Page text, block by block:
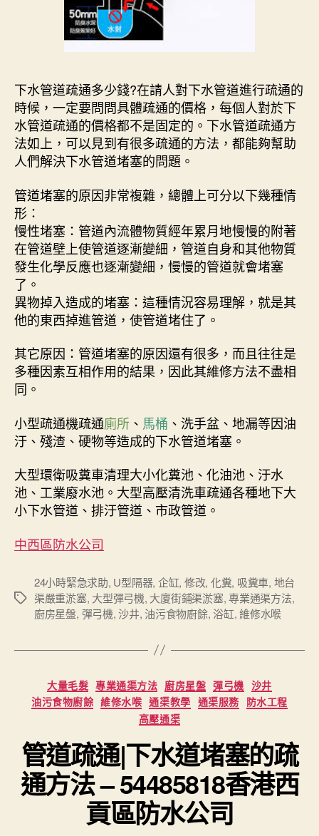
下水管道疏通多少錢?在請人對下水管道進行疏通的
時候，一定要問問具體疏通的價格，每個人對於下
水管道疏通的價格都不是固定的。下水管道疏通方
法如上，可以見到有很多疏通的方法，都能夠幫助
人們解決下水管道堵塞的問題。
管道堵塞的原因非常複雜，總體上可分以下幾種情
形：
慢性堵塞：管道內流體物質經年累月地慢慢的附著
在管道壁上使管道逐漸變細，管道自身和其他物質
發生化學反應也逐漸變細，慢慢的管道就會堵塞
了。
異物掉入造成的堵塞：這種情況容易理解，就是其
他的東西掉進管道，使管道堵住了。
其它原因：管道堵塞的原因還有很多，而且往往是
多種因素互相作用的結果，因此其維修方法不盡相
同。
小型疏通機疏通廁所 、 馬桶 、洗手盆、地漏等因油
汙、殘渣、硬物等造成的下水管道堵塞。
大型環衛吸糞車清理大小化糞池、化油池、汙水
池、工業廢水池。大型高壓清洗車疏通各種地下大
小下水管道、排汙管道、市政管道。
中西區防水公司
Tags
24小時緊急求助, U型隔器, 企缸, 修改, 化糞, 吸糞車, 地台
渠嚴重淤塞, 大型彈弓機, 大廈街鋪渠淤塞,專業通渠方法,
廚房星盤, 彈弓機,沙井, 油污食物廚餘, 浴缸,維修水喉
Categories
大量毛髮 專業通渠方法 廚房星盤 彈弓機 沙井
油污食物廚餘 維修水喉 通渠教學 通渠服務 防水工程
高壓通渠
管道疏通|下水道堵塞的疏
通方法 – 54485818香港西
貢區防水公司